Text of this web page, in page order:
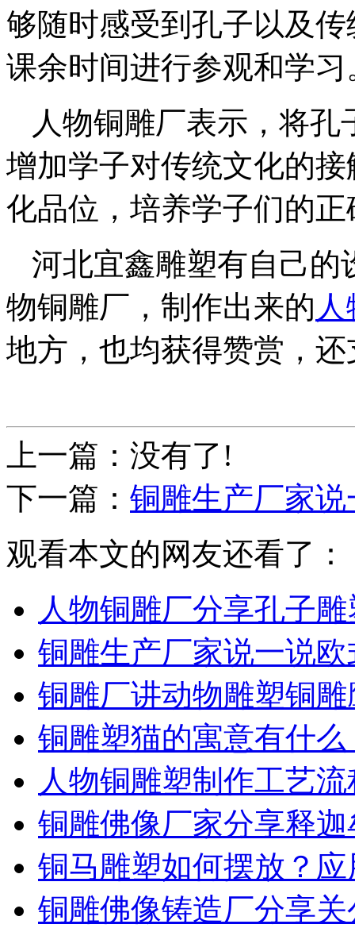
够随时感受到孔子以及
课余时间进行参观和学习
人物铜雕厂表示，将
增加学子对传统文化的
化品位，培养学子们的
河北宜鑫雕塑有自己的
物铜雕厂，制作出来的
地方，也均获得赞赏，
上一篇：没有了!
下一篇： 铜雕生产厂家
观看本文的网友还看了：
人物铜雕厂分享孔子
铜雕生产厂家说一说
铜雕厂讲动物雕塑铜
铜雕塑猫的寓意有什
人物铜雕塑制作工艺流
铜雕佛像厂家分享释
铜马雕塑如何摆放？
铜雕佛像铸造厂分享